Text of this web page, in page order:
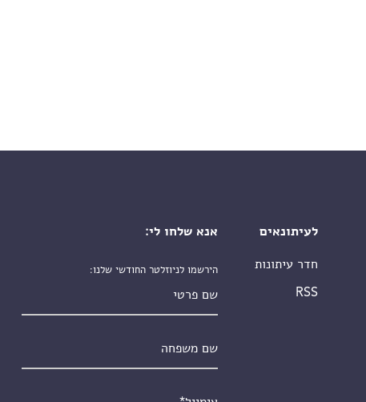
לעיתונאים
חדר עיתונות
RSS
אנא שלחו לי:
הירשמו לניוזלטר החודשי שלנו: